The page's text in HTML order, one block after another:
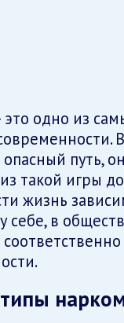
одно из
опасный путь,
такой игры
жизнь
себе, в